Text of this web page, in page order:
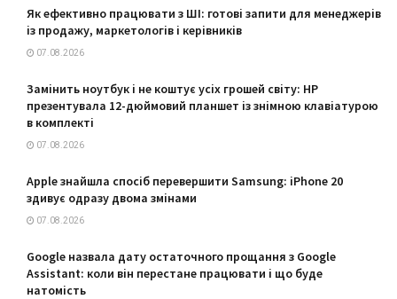
Як ефективно працювати з ШІ: готові запити для менеджерів
із продажу, маркетологів і керівників
07.08.2026
Замінить ноутбук і не коштує усіх грошей світу: HP
презентувала 12-дюймовий планшет із знімною клавіатурою
в комплекті
07.08.2026
Apple знайшла спосіб перевершити Samsung: iPhone 20
здивує одразу двома змінами
07.08.2026
Google назвала дату остаточного прощання з Google
Assistant: коли він перестане працювати і що буде
натомість